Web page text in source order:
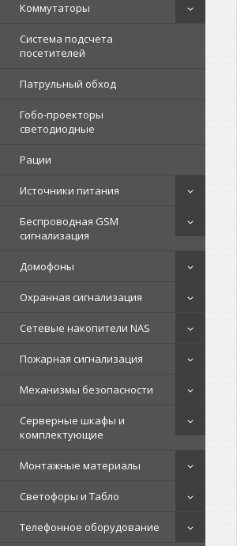
Коммутаторы
Система подсчета
посетителей
Патрульный обход
Гобо-проекторы
светодиодные
Рации
Источники питания
Беспроводная GSM
сигнализация
Домофоны
Охранная сигнализация
Сетевые накопители NAS
Пожарная сигнализация
Механизмы безопасности
Серверные шкафы и
комплектующие
Монтажные материалы
Светофоры и Табло
Телефонное оборудование